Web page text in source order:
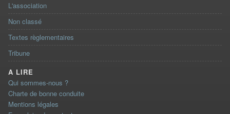
L'association
Non classé
Textes règlementaires
Tribune
A LIRE
Qui sommes-nous ?
Charte de bonne conduite
Mentions légales